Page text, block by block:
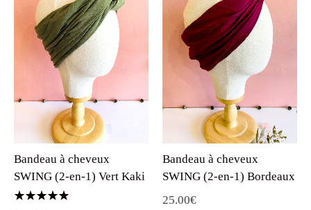
Bandeau à cheveux
SWING (2-en-1) Vert Kaki
Bandeau à cheveux
SWING (2-en-1) Bordeaux
25.00€